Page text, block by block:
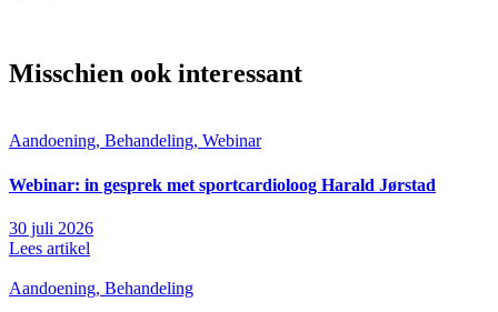
Misschien ook interessant
Aandoening, Behandeling, Webinar
Webinar: in gesprek met sportcardioloog Harald Jørstad
30 juli 2026
Lees artikel
Aandoening, Behandeling